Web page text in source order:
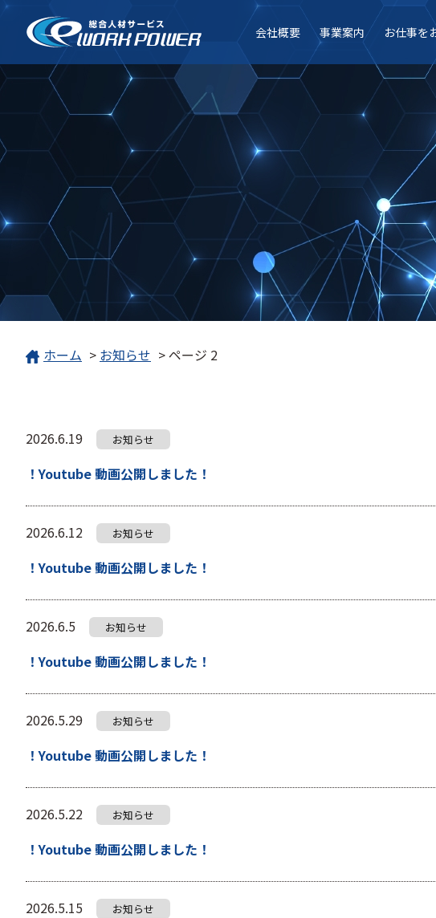
会社概要 事業案内 お仕事を
ホーム > お知らせ >ページ 2
！Youtube 動画公開しました！
2026.6.19 お知らせ
！Youtube 動画公開しました！
2026.6.12 お知らせ
！Youtube 動画公開しました！
2026.6.5 お知らせ
！Youtube 動画公開しました！
2026.5.29 お知らせ
！Youtube 動画公開しました！
2026.5.22 お知らせ
2026.5.15 お知らせ